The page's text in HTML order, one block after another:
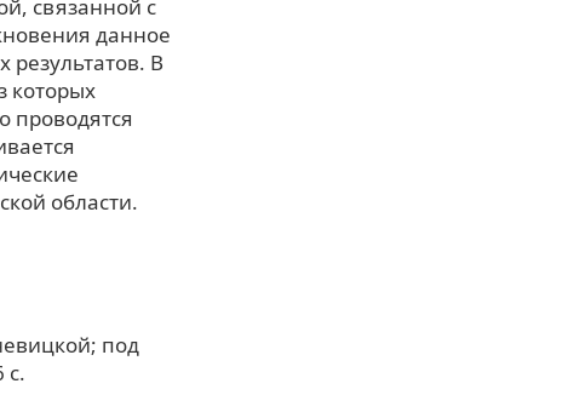
связанной с
данное
В
которых
проводятся
области.
под
с.